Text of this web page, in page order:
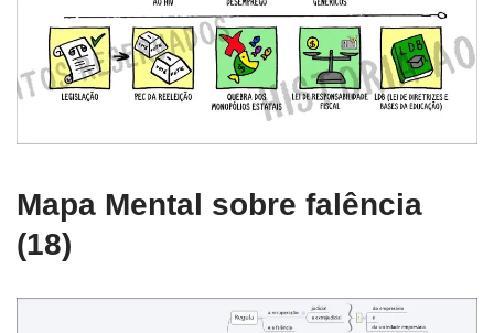
Mapa Mental sobre falência
(18)